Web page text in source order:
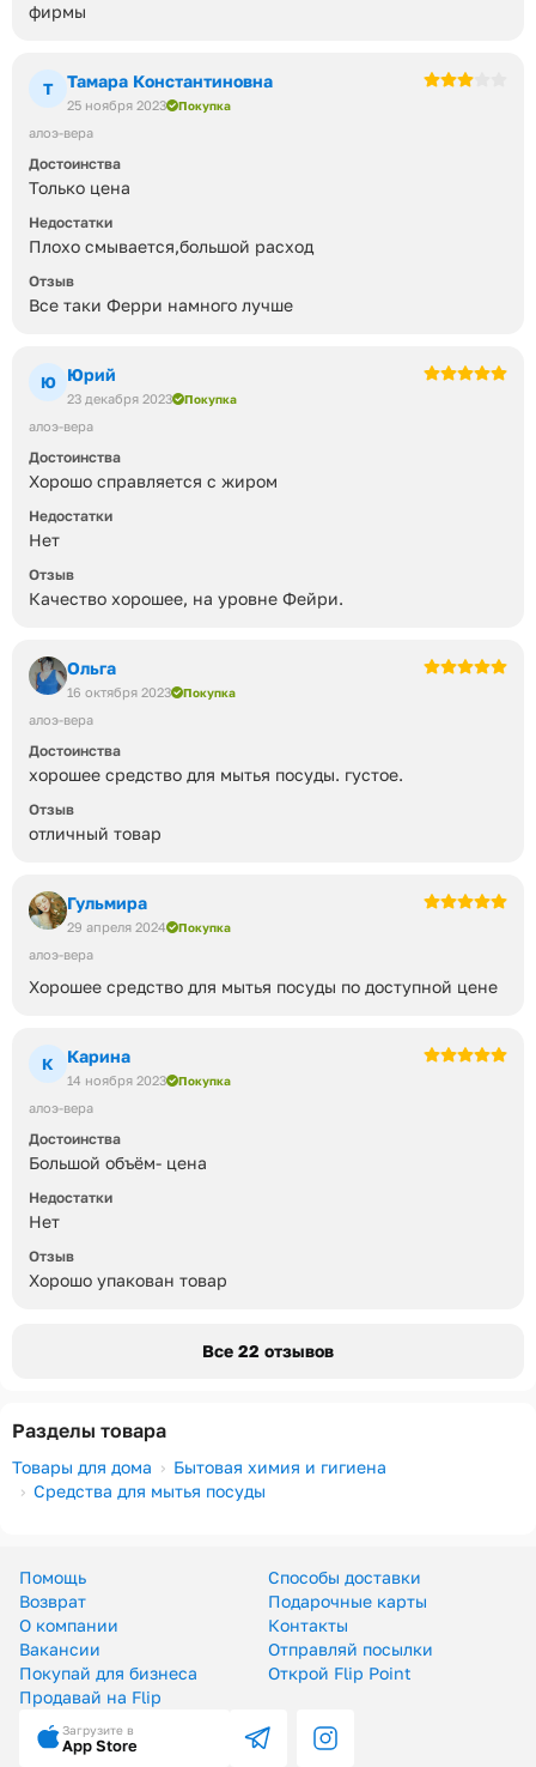
фирмы
Т Тамара Константиновна
25 ноября 2023 Покупка
алоэ-вера
Достоинства
Только цена
Недостатки
Плохо cмывается,большой расход
Отзыв
Все таки Ферри намного лучше
Ю Юрий
23 декабря 2023 Покупка
алоэ-вера
Достоинства
Хорошо справляется с жиром
Недостатки
Нет
Отзыв
Качество хорошее, на уровне Фейри.
Ольга
16 октября 2023 Покупка
алоэ-вера
Достоинства
хорошее средство для мытья посуды. густое.
Отзыв
отличный товар
Гульмира
29 апреля 2024 Покупка
алоэ-вера
Хорошее средство для мытья посуды по доступной цене
К Карина
14 ноября 2023 Покупка
алоэ-вера
Достоинства
Большой объём- цена
Недостатки
Нет
Отзыв
Хорошо упакован товар
Все 22 отзывов
Разделы товара
Товары для дома
Бытовая химия и гигиена
Средства для мытья посуды
Помощь
Способы доставки
Возврат
Подарочные карты
О компании
Контакты
Вакансии
Отправляй посылки
Покупай для бизнеса
Открой Flip Point
Продавай на Flip
Загрузите в
App Store